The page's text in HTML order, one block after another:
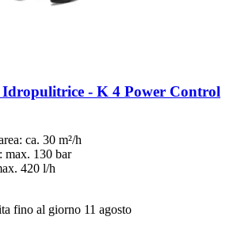
Idropulitrice -​ K 4 Power Control
ca. 30 m²/h
max. 130 bar
420 l/h
fino al giorno 11 agosto